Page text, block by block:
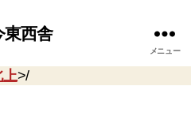
東西舎
メニュー
上>/